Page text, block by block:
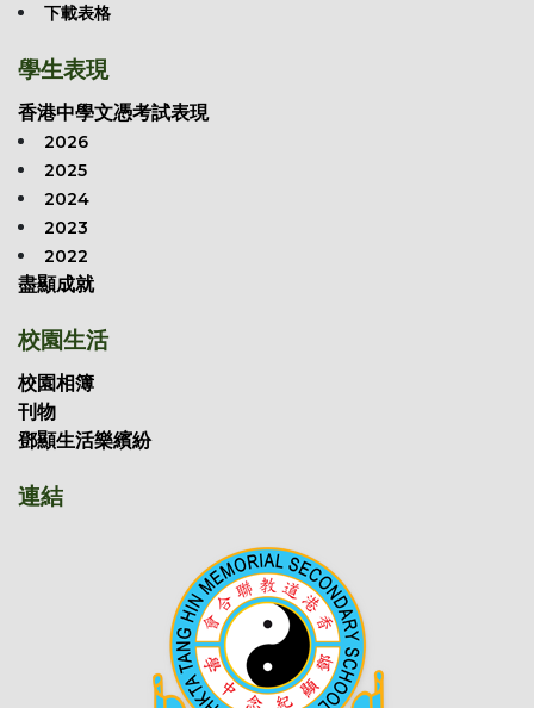
下載表格
學生表現
香港中學文憑考試表現
2026
2025
2024
2023
2022
盡顯成就
校園生活
校園相簿
刊物
鄧顯生活樂繽紛
連結